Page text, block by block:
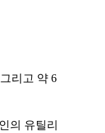
리고 약 6
의 유틸리